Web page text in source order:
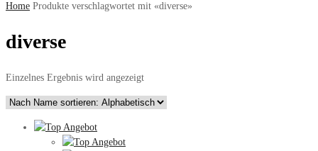
Home Produkte verschlagwortet mit «diverse»
diverse
Einzelnes Ergebnis wird angezeigt